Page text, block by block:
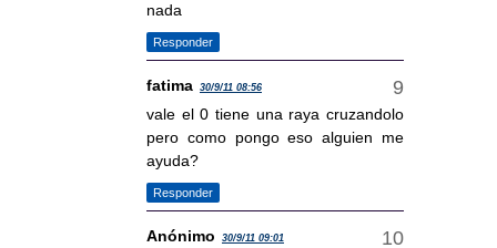
nada
Responder
fatima 30/9/11 08:56
vale el 0 tiene una raya cruzandolo
pero como pongo eso alguien me
ayuda?
Responder
Anónimo 30/9/11 09:01